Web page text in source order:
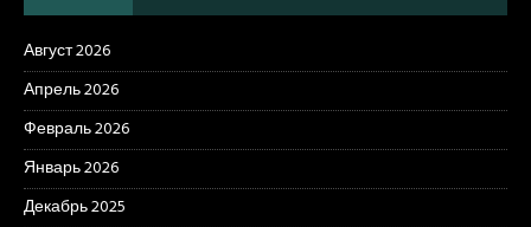
Август 2026
Апрель 2026
Февраль 2026
Январь 2026
Декабрь 2025